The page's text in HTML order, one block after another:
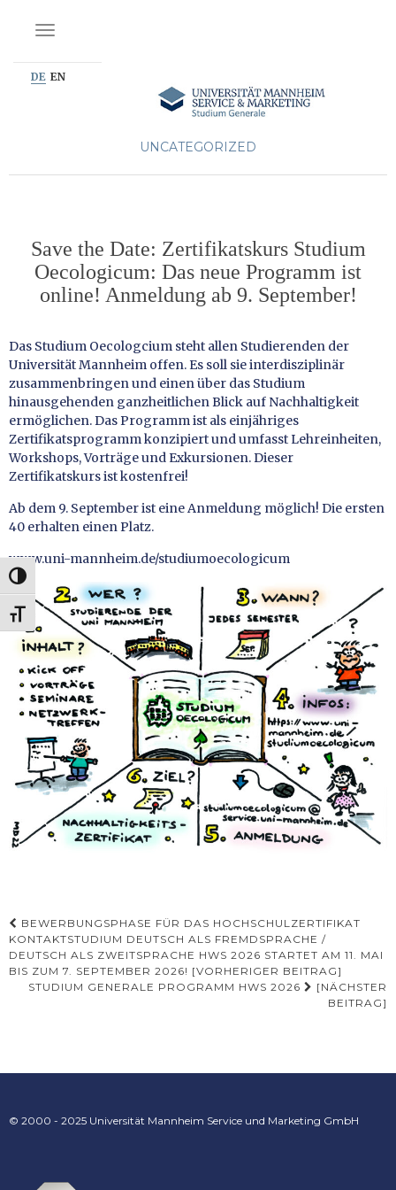
UMSCHALTEN AUF HOHE KONTRASTE
SCHRIFT VERGRÖSSERN
NAVIGATION EIN-/AUSSCHALTEN
DE EN
UNCATEGORIZED
Save the Date: Zertifikatskurs Studium
Oecologicum: Das neue Programm ist
online! Anmeldung ab 9. September!
Das Studium Oecologcium steht allen Studierenden der
Universität Mannheim offen. Es soll sie interdisziplinär
zusammenbringen und einen über das Studium
hinausgehenden ganzheitlichen Blick auf Nachhaltigkeit
ermöglichen. Das Programm ist als einjähriges
Zertifikatsprogramm konzipiert und umfasst Lehreinheiten,
Workshops, Vorträge und Exkursionen. Dieser
Zertifikatskurs ist kostenfrei!
Ab dem 9. September ist eine Anmeldung möglich! Die ersten
40 erhalten einen Platz.
www.uni-mannheim.de/studiumoecologicum
Beitrags-
Navigation
BEWERBUNGSPHASE FÜR DAS HOCHSCHULZERTIFIKAT
KONTAKTSTUDIUM DEUTSCH ALS FREMDSPRACHE /
DEUTSCH ALS ZWEITSPRACHE HWS 2026 STARTET AM 11. MAI
BIS ZUM 7. SEPTEMBER 2026! [VORHERIGER BEITRAG]
STUDIUM GENERALE PROGRAMM HWS 2026
[NÄCHSTER
BEITRAG]
© 2000 - 2025 Universität Mannheim Service und Marketing GmbH